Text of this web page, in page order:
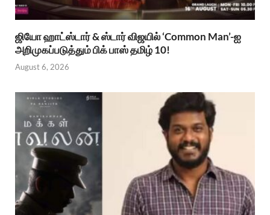
ஜியோ ஹாட்ஸ்டார் & ஸ்டார் விஜயில் ‘Common Man’-ஐ
அறிமுகப்படுத்தும் பிக் பாஸ் தமிழ் 10!
August 6, 2026